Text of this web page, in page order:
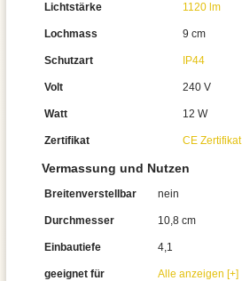
Lichtstärke 1120 lm
Lochmass 9 cm
Schutzart IP44
Volt 240 V
Watt 12 W
Zertifikat CE Zertifikat
Vermassung und Nutzen
Breitenverstellbar nein
Durchmesser 10,8 cm
Einbautiefe 4,1
geeignet für Alle anzeigen [+]